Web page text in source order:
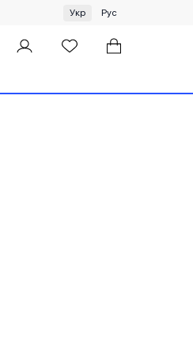
та хустки ЦУМ by GUNIA
Укр Рус